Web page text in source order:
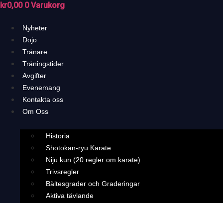
kr0,00 0 Varukorg
Nyheter
Dojo
Tränare
Träningstider
Avgifter
Evenemang
Kontakta oss
Om Oss
Historia
Shotokan-ryu Karate
Nijū kun (20 regler om karate)
Trivsregler
Bältesgrader och Graderingar
Aktiva tävlande